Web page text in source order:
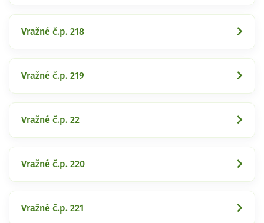
Vražné č.p. 218
Vražné č.p. 219
Vražné č.p. 22
Vražné č.p. 220
Vražné č.p. 221